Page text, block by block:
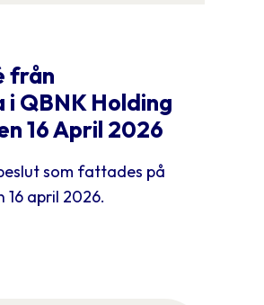
från
QBNK Holding
16 April 2026
som fattades på
16 april 2026.